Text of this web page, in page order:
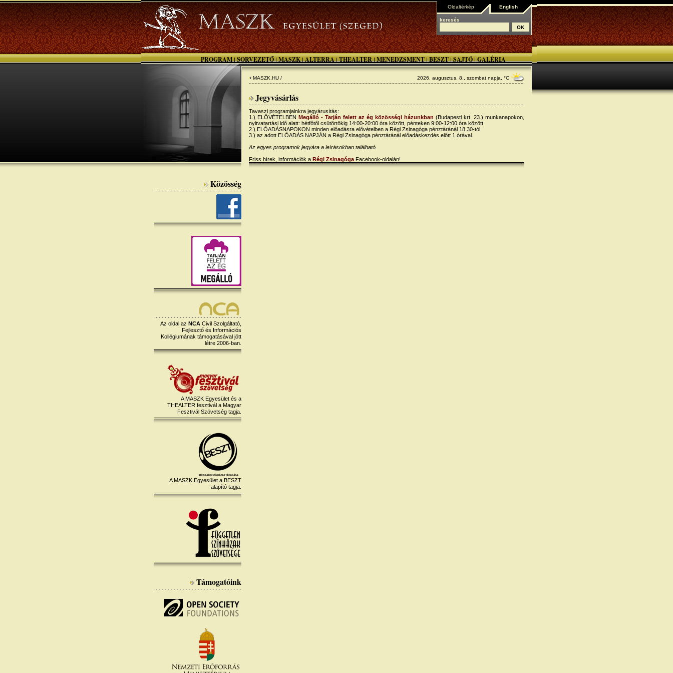
Oldaltérkép English
keresés
PROGRAM | SORVEZETŐ | MASZK | ALTERRA | THEALTER | MENEDZSMENT | BESZT | SAJTÓ | GALÉRIA
Közösség
Az oldal az NCA Civil Szolgáltató,
Fejlesztő és Információs
Kollégiumának támogatásával jött
létre 2006-ban.
A MASZK Egyesület és a
THEALTER fesztivál a Magyar
Fesztivál Szövetség tagja.
A MASZK Egyesület a BESZT
alapító tagja.
Támogatóink
MASZK.HU / 2026. augusztus. 8., szombat napja, °C
Jegyvásárlás
Tavaszi programjainkra jegyárusítás:
1.) ELŐVÉTELBEN Megálló - Tarján felett az ég közösségi házunkban (Budapesti krt. 23.) munkanapokon,
nyitvatartási idő alatt: hétfőtől csütörtökig 14:00-20:00 óra között, pénteken 9:00-12:00 óra között
2.) ELŐADÁSNAPOKON minden előadásra elővételben a Régi Zsinagóga pénztáránál 18.30-tól
3.) az adott ELŐADÁS NAPJÁN a Régi Zsinagóga pénztáránál előadáskezdés előtt 1 órával.
Az egyes programok jegyára a leírásokban található.
Friss hírek, információk a Régi Zsinagóga Facebook-oldalán!